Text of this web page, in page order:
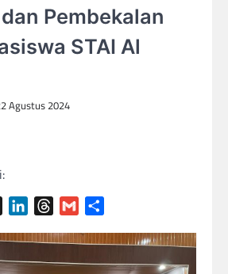
Pembekalan
STAI Al
Agustus 2024
LinkedInThreads
Gmail